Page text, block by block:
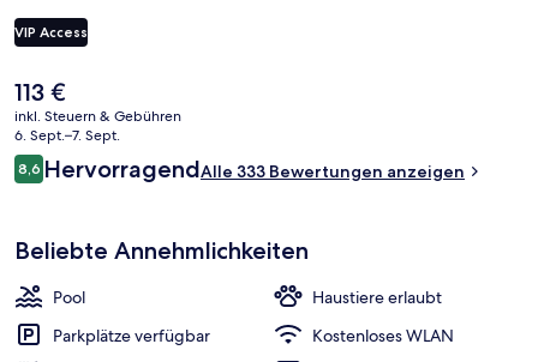
VIP Access
Der
aktuelle
Preis
beträgt
113 €.
113 €
inkl. Steuern & Gebühren
6. Sept.–7. Sept.
Bewertungen
8,68,6 von 10.
HervorragendAlle 333 Bewertungen anzeigen
Beliebte Annehmlichkeiten
Pool
Haustiere erlaubt
Parkplätze verfügbar
Kostenloses WLAN